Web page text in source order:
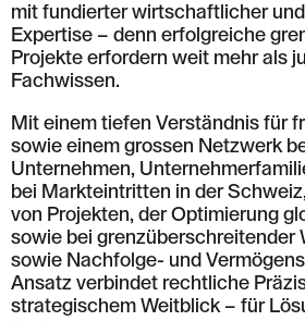
mit fundierter wirtschaftlicher
Expertise – denn erfolgreiche
Projekte erfordern weit mehr als
Fachwissen.
Mit einem tiefen Verständnis für
sowie einem grossen Netzwerk
Unternehmen,
bei Markteintritten in der
von Projekten, der Optimierung
sowie bei grenzüberschreitender
sowie Nachfolge- und
Ansatz verbindet rechtliche
strategischem Weitblick – für